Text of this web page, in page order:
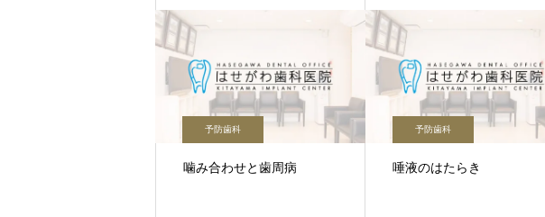
予防歯科
噛み合わせと歯周病
予防歯科
唾液のはたらき